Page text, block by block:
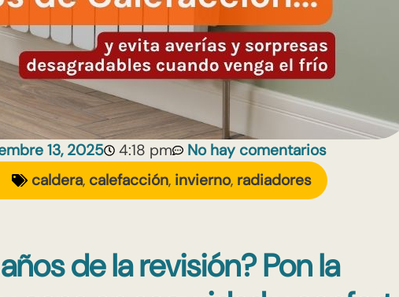
13, 2025 4:18 pm
No hay comentarios
caldera, calefacción, invierno, radiadores
de la revisión? Pon la